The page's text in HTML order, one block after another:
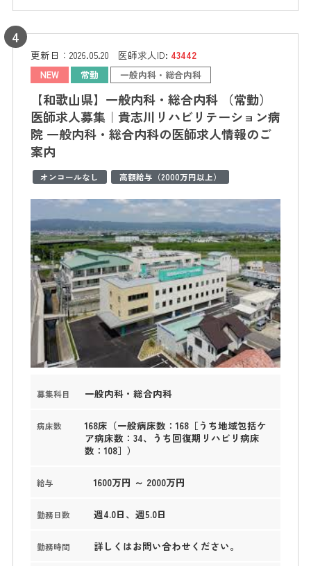
更新日： 2026.05.20 医師求人ID: 43442
NEW 常勤 一般内科・総合内科
【和歌山県】一般内科・総合内科 （常勤）
医師求人募集｜貴志川リハビリテーション病
院 一般内科・総合内科の医師求人情報のご
案内
オンコールなし 高額給与（2000万円以上）
募集科目 一般内科・総合内科
病床数
168床（一般病床数：168［うち地域包括ケ
ア病床数：34、うち回復期リハビリ病床
数：108］）
給与 1600万円 ～ 2000万円
勤務日数 週4.0日、週5.0日
勤務時間 詳しくはお問い合わせください。